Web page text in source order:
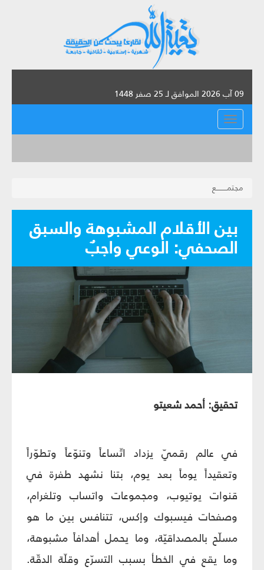
09 آب 2026 الموافق لـ 25 صفر 1448
القائمة
مجتمـــــــــع
بين الأقلام المشبوهة والسبق
الصحفي: الوعي واجبٌ
تحقيق: أحمد شعيتو
في عالم رقميّ يزداد اتّساعاً وتنوّعاً وتطوّراً
وتعقيداً يوماً بعد يوم، بتنا نشهد طفرة في
قنوات يوتيوب، ومجموعات واتساب وتلغرام،
وصفحات فيسبوك وإكس، تتنافس بين ما هو
مسلّح بالمصداقيّة، وما يحمل أهدافاً مشبوهة،
وما يقع في الخطأ بسبب التسرّع وقلّة الدقّة.